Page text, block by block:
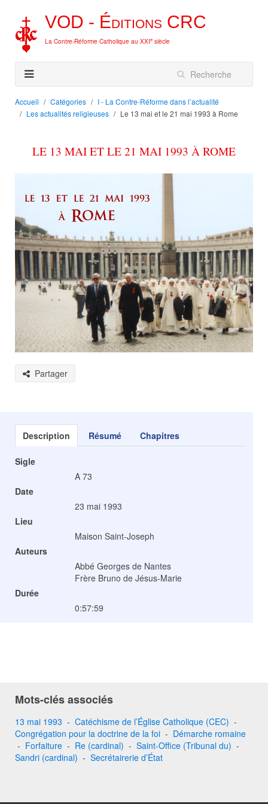
VOD - Éditions CRC
La Contre-Réforme Catholique au XXIe siècle
Accueil Catégories
I - La Contre-Réforme dans l’actualité
Les actualités religieuses
Le 13 mai et le 21 mai 1993 à Rome
LE 13 MAI ET LE 21 MAI 1993 À ROME
Partager
Description Résumé Chapitres
Sigle
A 73
Date
23 mai 1993
Lieu
Maison Saint-Joseph
Auteurs
Abbé Georges de Nantes
Frère Bruno de Jésus-Marie
Durée
0:57:59
Mots-clés associés
13 mai 1993 - Catéchisme de l’Église Catholique (CEC) -
Congrégation pour la doctrine de la foi - Démarche romaine
- Forfaiture - Re (cardinal) - Saint-Office (Tribunal du) -
Sandri (cardinal) - Secrétairerie d’État